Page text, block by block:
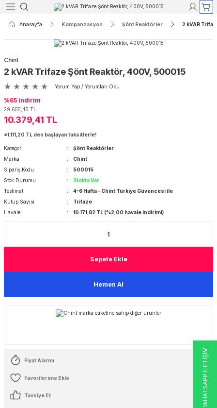
Röleleri
Röleleri
Kontaktörleri
ve Lambaları
Aletleri
Açık Tip Şalterler
4 Kutuplu Açık Tip Şalterler
Şalterleri
Şalterler
Termik Manyetik Şalterler
4 Kutuplu Termik Manyetik
ve Yuvaları
Anasayfa Kompanzasyon Şönt Reaktörler 2 kVAR
Chint
2 kVAR Trifaze Şönt Reaktör, 400V, 500015
Yorum Yap / Yorumları Oku
%65 indirim
29.655,45 TL
10.379,41 TL
*1.111,20 TL den başlayan taksitlerle!
Kategori
Şönt Reaktörler
Marka
Chint
Sipariş Kodu
500015
Stok Durumu
Stokta Var
Teslimat
4-6 Hafta - Chint Türkiye Güvencesi ile
Kutup Sayısı
Trifaze
Havale
10.171,82 TL (%2,00 havale indirimi)
Sepete Ekle
Hemen Al
Fiyat Alarmı
Tavsiye Et WHATSAPP İLETİŞİM